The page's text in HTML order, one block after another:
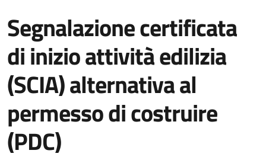
Segnalazione certificata
di inizio attività edilizia
(SCIA) alternativa al
permesso di costruire
(PDC)